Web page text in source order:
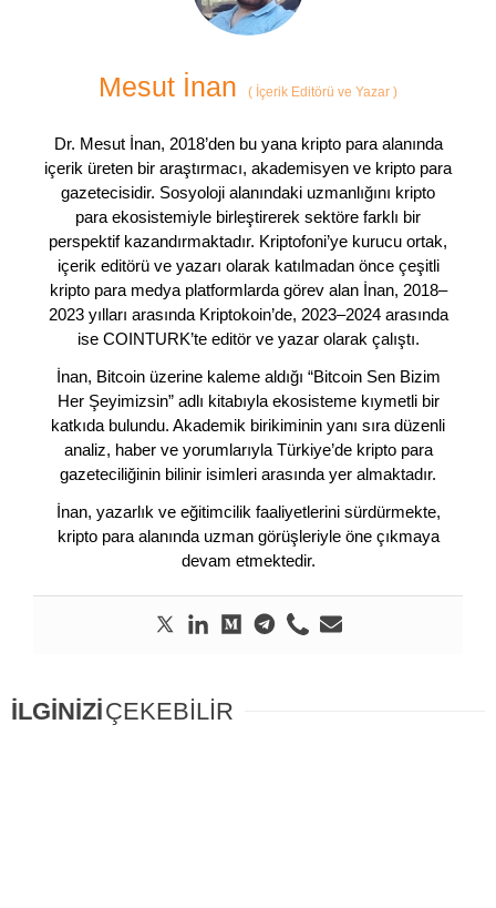
Mesut İnan ( İçerik Editörü ve Yazar )
Dr. Mesut İnan, 2018’den bu yana kripto para alanında
içerik üreten bir araştırmacı, akademisyen ve kripto para
gazetecisidir. Sosyoloji alanındaki uzmanlığını kripto
para ekosistemiyle birleştirerek sektöre farklı bir
perspektif kazandırmaktadır. Kriptofoni’ye kurucu ortak,
içerik editörü ve yazarı olarak katılmadan önce çeşitli
kripto para medya platformlarda görev alan İnan, 2018–
2023 yılları arasında Kriptokoin’de, 2023–2024 arasında
ise COINTURK’te editör ve yazar olarak çalıştı.
İnan, Bitcoin üzerine kaleme aldığı “Bitcoin Sen Bizim
Her Şeyimizsin” adlı kitabıyla ekosisteme kıymetli bir
katkıda bulundu. Akademik birikiminin yanı sıra düzenli
analiz, haber ve yorumlarıyla Türkiye’de kripto para
gazeteciliğinin bilinir isimleri arasında yer almaktadır.
İnan, yazarlık ve eğitimcilik faaliyetlerini sürdürmekte,
kripto para alanında uzman görüşleriyle öne çıkmaya
devam etmektedir.
İLGİNİZİÇEKEBİLİR